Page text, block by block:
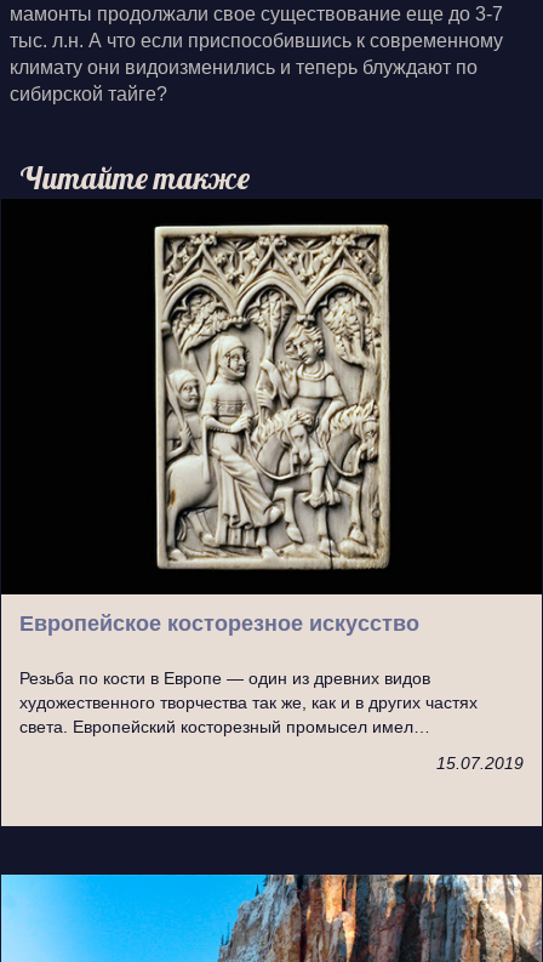
мамонты продолжали свое существование еще до 3-7
тыс. л.н. А что если приспособившись к современному
климату они видоизменились и теперь блуждают по
сибирской тайге?
Читайте также
Европейское косторезное искусство
Резьба по кости в Европе — один из древних видов
художественного творчества так же, как и в других частях
света. Европейский косторезный промысел имел…
15.07.2019